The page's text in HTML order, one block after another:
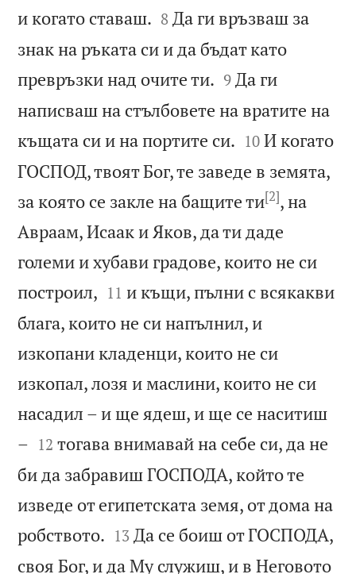
и когато ставаш. 

8 Да ги връзваш за
знак на ръката си и да бъдат като
превръзки над очите ти. 

9 Да ги
написваш на стълбовете на вратите на
къщата си и на портите си. 

10 И когато
ГОСПОД, твоят Бог, те заведе в земята,
за която се закле на бащите ти[2], на
Авраам, Исаак и Яков, да ти даде
големи и хубави градове, които не си
построил, 

11 и къщи, пълни с всякакви
блага, които не си напълнил, и
изкопани кладенци, които не си
изкопал, лозя и маслини, които не си
насадил – и ще ядеш, и ще се наситиш
– 

12 тогава внимавай на себе си, да не
би да забравиш ГОСПОДА, който те
изведе от египетската земя, от дома на
робството. 

13 Да се боиш от ГОСПОДА,
своя Бог, и да Му служиш, и в Неговото